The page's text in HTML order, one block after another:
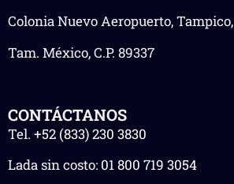
Colonia Nuevo Aeropuerto, Tampico,
Tam. México, C.P. 89337
CONTÁCTANOS
Tel. +52 (833) 230 3830
Lada sin costo: 01 800 719 3054